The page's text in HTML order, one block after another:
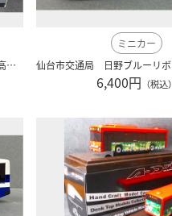
広島カープ ラッピングバス 備北交通 高速乗合バス 1/80 アドウイング製 AW-CARP 002
ミニカー
6,400円 （税込）